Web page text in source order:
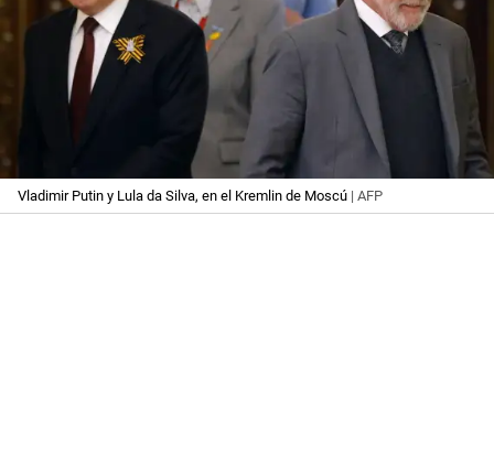
Vladimir Putin y Lula da Silva, en el Kremlin de Moscú | AFP